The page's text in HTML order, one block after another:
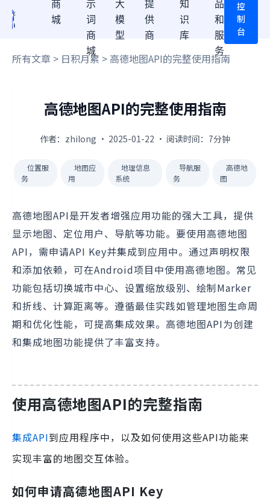
商
城
示
词
商
城
大
模
型
提
供
商
知
识
库
品
和
服
务
控
制
台
所有文章 > 日积月累 > 高德地图API的完整使用指南
高德地图API的完整使用指南
作者：zhilong · 2025-01-22 · 阅读时间：7分钟
位置服
务
地图应
用
地理信息
系统
导航服
务
高德地
图
高德地图API是开发者增强应用功能的强大工具，提供
显示地图、定位用户、导航等功能。要使用高德地图
API，需申请API Key并集成到应用中。通过声明权限
和添加依赖，可在Android项目中使用高德地图。常见
功能包括切换城市中心、设置缩放级别、绘制Marker
和折线、计算距离等。遵循最佳实践如管理地图生命周
期和优化性能，可提高集成效果。高德地图API为创建
和集成地图功能提供了丰富支持。
使用高德地图API的完整指南
集成API到应用程序中，以及如何使用这些API功能来
实现丰富的地图交互体验。
如何申请高德地图API Key